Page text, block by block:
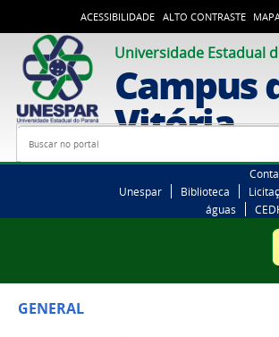
ACESSIBILIDADE ALTO CONTRASTE
Universidade Estadual
Campus
Vitória
Busca
Unespar
Biblioteca
águas
GENERAL